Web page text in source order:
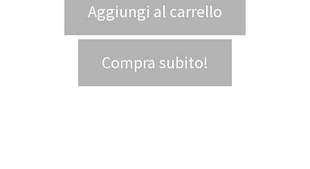
Aggiungi al carrello
Compra subito!